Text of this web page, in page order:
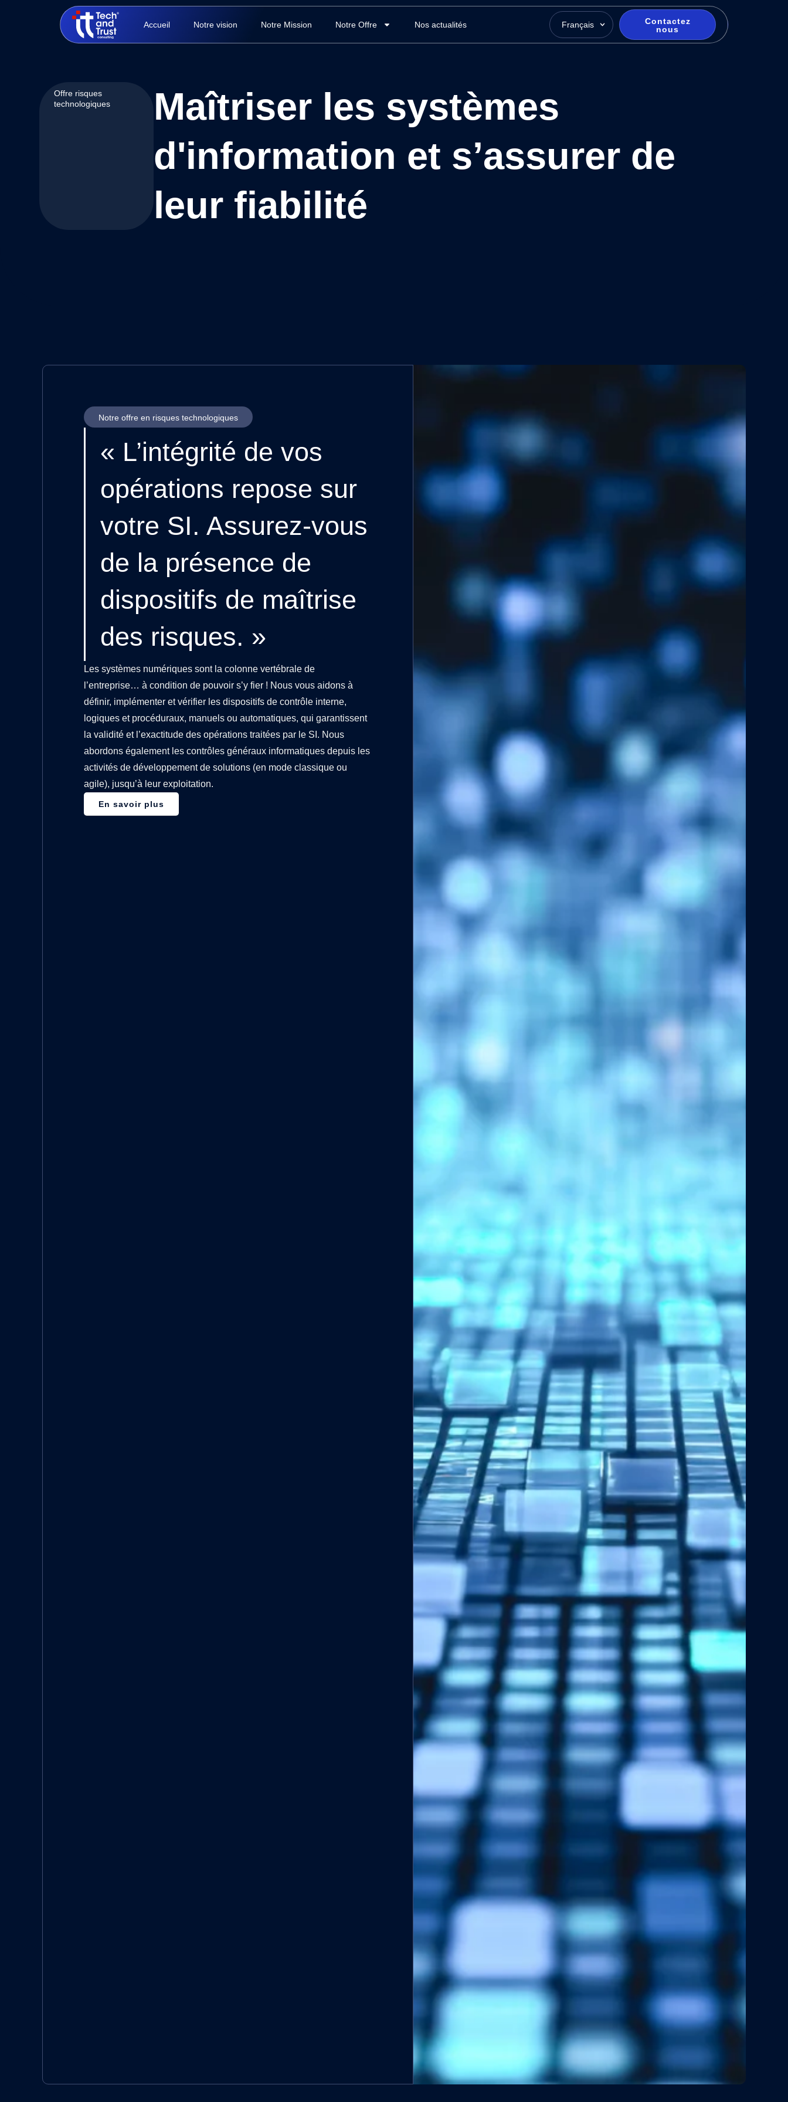
Accueil Notre vision Notre Mission Notre Offre Nos actualités Français
Contactez
nous
Offre risques
technologiques
Maîtriser les systèmes
d'information et s’assurer de
leur fiabilité
Notre offre en risques technologiques
« L’intégrité de vos
opérations repose sur
votre SI. Assurez-vous
de la présence de
dispositifs de maîtrise
des risques. »
Les systèmes numériques sont la colonne vertébrale de
l’entreprise… à condition de pouvoir s’y fier ! Nous vous aidons à
définir, implémenter et vérifier les dispositifs de contrôle interne,
logiques et procéduraux, manuels ou automatiques, qui garantissent
la validité et l’exactitude des opérations traitées par le SI. Nous
abordons également les contrôles généraux informatiques depuis les
activités de développement de solutions (en mode classique ou
agile), jusqu’à leur exploitation.
En savoir plus